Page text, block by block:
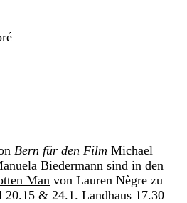
Bern für den Film Michael
Biedermann sind in den
Man von Lauren Nègre zu
20.15 & 24.1. Landhaus 17.30